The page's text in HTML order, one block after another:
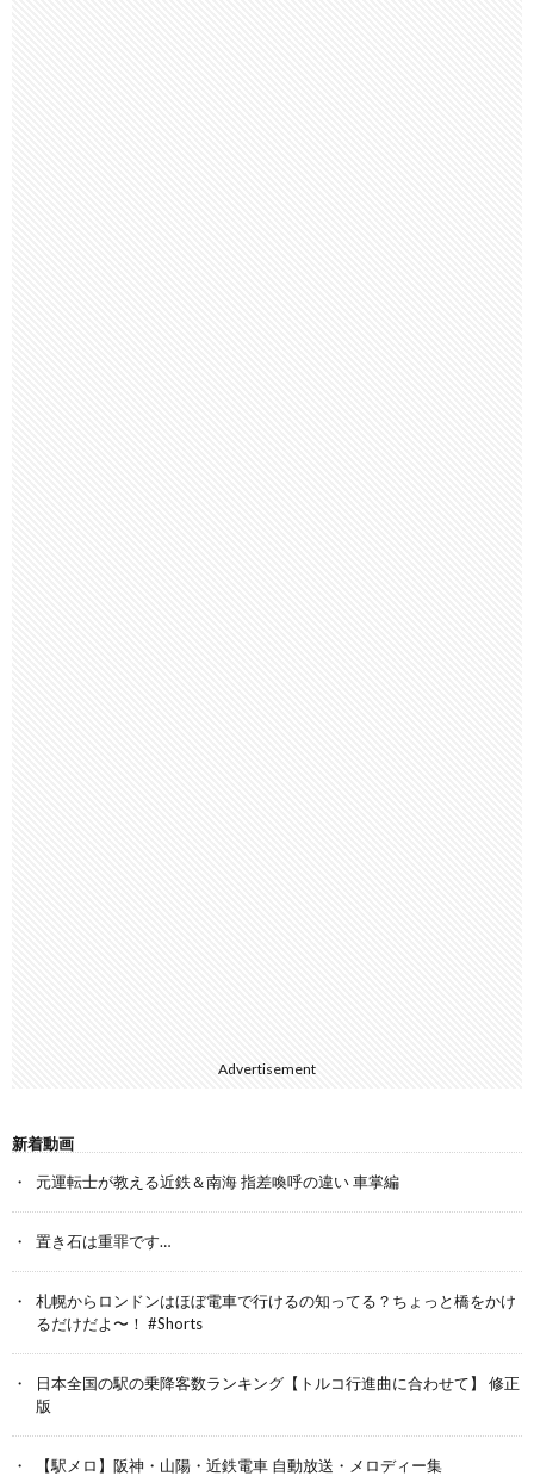
Advertisement
新着動画
元運転士が教える近鉄＆南海 指差喚呼の違い 車掌編
置き石は重罪です…
札幌からロンドンはほぼ電車で行けるの知ってる？ちょっと橋をかけ
るだけだよ〜！ #Shorts
日本全国の駅の乗降客数ランキング【トルコ行進曲に合わせて】 修正
版
【駅メロ】阪神・山陽・近鉄電車 自動放送・メロディー集